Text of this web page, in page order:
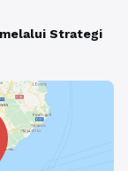
Strategi